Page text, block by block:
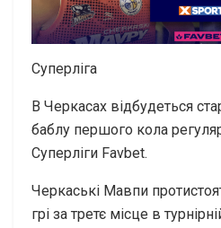
Суперліга
В Черкасах відбудеться
баблу першого кола
Суперліги Favbet.
Черкаські Мавпи
грі за третє місце в